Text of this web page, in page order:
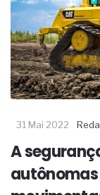
31 Mai 2022
A